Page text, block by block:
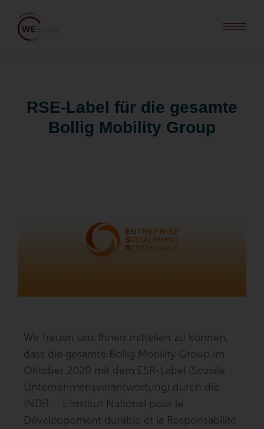
RSE-Label für die gesamte
Bollig Mobility Group
Wir freuen uns Ihnen mitteilen zu können,
dass die gesamte Bollig Mobility Group im
Oktober 2020 mit dem ESR-Label (Soziale
Unternehmensverantwortung) durch die
INDR – L’Institut National pour le
Développement durable et la Responsabilité